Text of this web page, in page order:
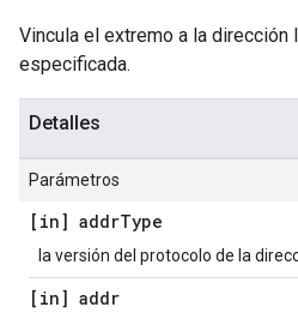
Vincula el extremo a la
especificada.
Detalles
Parámetros
[in] addrType
la versión del protocolo de la
[in] addr